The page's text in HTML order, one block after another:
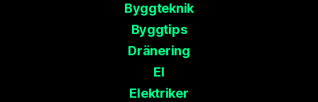
Byggteknik
Byggtips
Dränering
El
Elektriker